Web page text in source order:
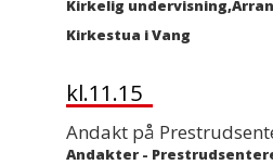
Kirkelig
Kirkestua i Vang
kl.11.15
Andakt på
Andakter -